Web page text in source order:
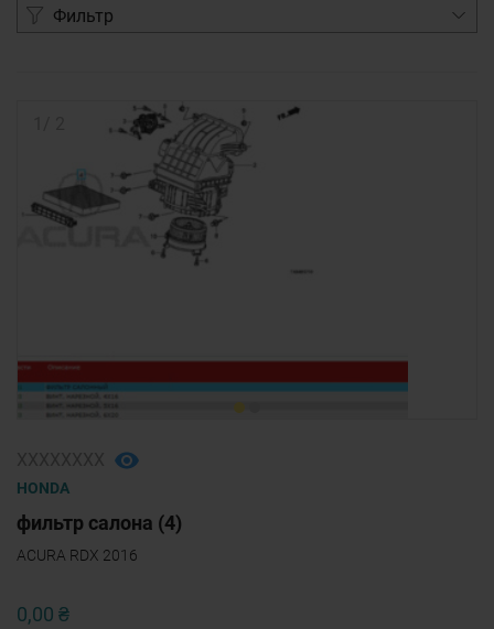
Фильтр
HONDA
фильтр салона (4)
ACURA RDX 2016
0,00 ₴